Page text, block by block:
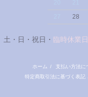
28
土・日・祝日・ 臨時休業日
ホーム / 支払い方法に
特定商取引法に基づく表記